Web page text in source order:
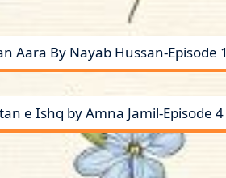
Aara By Nayab Hussan-Episode 1
e Ishq by Amna Jamil-Episode 4